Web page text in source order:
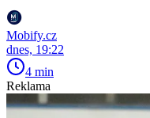
Mobify.cz
dnes, 19:22
4 min
Reklama